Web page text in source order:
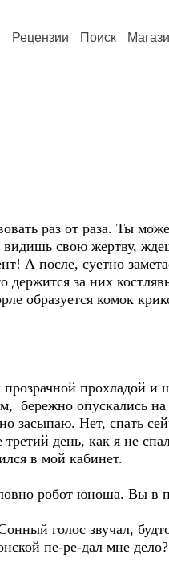
Рецензии Поиск
раз от раза. Ты
видишь свою жертву,
А после, суетно
за них
образуется комок
прохладой и
бережно опускались
засыпаю. Нет, спать
день, как я не
в мой кабинет.
робот юноша. Вы в
голос звучал,
пе-ре-дал мне